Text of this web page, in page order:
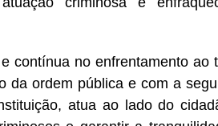
contínua no enfrentamento ao
da ordem pública e com a
atua ao lado do